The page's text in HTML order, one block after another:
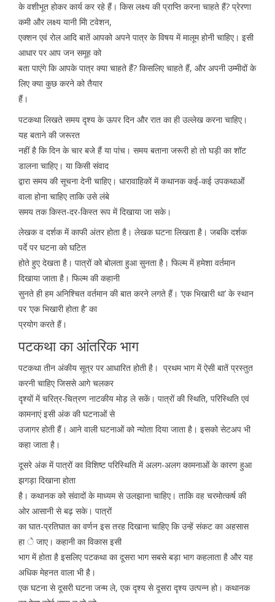
के वशीभूत होकर कार्य कर रहे हैं। किस लक्ष्य की प्राप्ति करना चाहते हैं? प्रेरणा
कमी और लक्ष्य यानी माेि टवेशन,
एक्शन एवं रोल आदि बातें आपको अपने पात्र के विषय में मालूम होनी चाहिए। इसी
आधार पर आप जन समूह को
बता पाएंगे कि आपके पात्र क्या चाहते हैं? किसलिए चाहते हैं, और अपनी उम्मीदों के
लिए क्या कुछ करने को तैयार
हैं।
पटकथा लिखते समय दृश्य के ऊपर दिन और रात का ही उल्लेख करना चाहिए।
यह बताने की जरूरत
नहीं है कि दिन के चार बजे हैं या पांच। समय बताना जरूरी हो तो घड़ी का शॉट
डालना चाहिए। या किसी संवाद
द्वारा समय की सूचना देनी चाहिए। धारावाहिकों में कथानक कई-कई उपकथाओंं
वाला होना चाहिए ताकि उसे लंबे
समय तक किस्त-दर-किस्त रूप में दिखाया जा सके।
लेखक व दर्शक में काफी अंतर होता है। लेखक घटना लिखता है। जबकि दर्शक
पर्दे पर घटना को घटित
होते हुए देखता है। पात्रों को बोलता हुआ सुनता है। फिल्म में हमेशा वर्तमान
दिखाया जाता है। फिल्म की कहानी
सुनते ही हम अनिश्चित वर्तमान की बात करने लगते हैं। ‘एक भिखारी था’ के स्थान
पर ‘एक भिखारी होता है’ का
प्रयोग करते हैं।
पटकथा का आंतरिक भाग
पटकथा तीन अंकीय सूत्र पर आधारित होती है। प्रथम भाग में ऐसी बातें प्रस्तुत
करनी चाहिए जिससे आगे चलकर
दृश्यों में चरित्र-चित्रण नाटकीय मोड़ ले सकें। पात्रों की स्थिति, परिस्थिति एवं
कामनाएं इसी अंक की घटनाओं से
उजागर होती हैं। आने वाली घटनाओं को न्योता दिया जाता है। इसको सेटअप भी
कहा जाता है।
दूसरे अंक में पात्रों का विशिष्ट परिस्थिति में अलग-अलग कामनाओं के कारण हुआ
झगड़ा दिखाना होता
है। कथानक को संवादों के माध्यम से उलझाना चाहिए। ताकि वह चरमोत्कर्ष की
ओर आसानी से बढ़ सके। पात्रों
का घात-प्रतिघात का वर्णन इस तरह दिखाना चाहिए कि उन्हें संकट का अहसास
हा े जाए। कहानी का विकास इसी
भाग में होता है इसलिए पटकथा का दूसरा भाग सबसे बड़ा भाग कहलाता है और यह
अधिक मेहनत वाला भी है।
एक घटना से दूसरी घटना जन्म ले, एक दृश्य से दूसरा दृश्य उत्पन्न हो। कथानक